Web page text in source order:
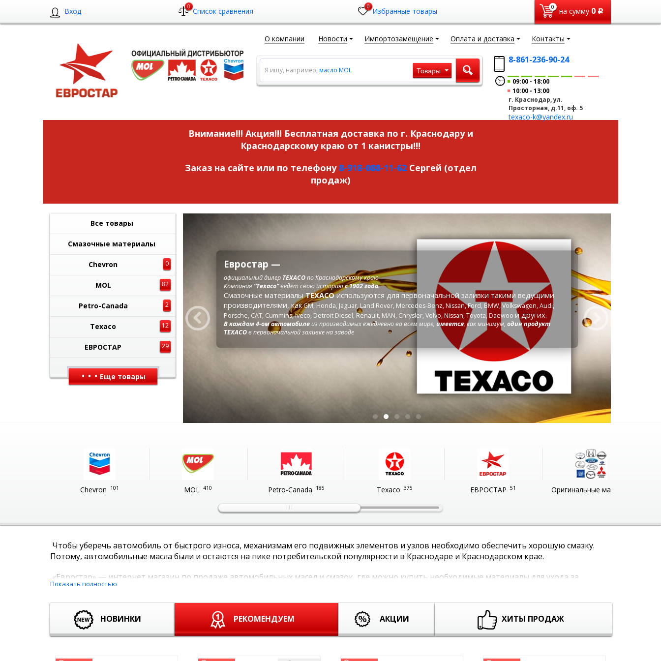
Вход 0 Список сравнения 0 Избранные товары 0 на сумму 0 Р
О компании Новости Импортозамещение Оплата и доставка Контакты
8-861-236-90-24
09:00
18:00
10:00
13:00
г. Краснодар, ул.
Просторная, д.11, оф. 5
texaco-k@yandex.ru
Я ищу, например, масло MOL Товары
Внимание!!! Акция!!! Бесплатная доставка по г. Краснодару и
Краснодарскому краю от 1 канистры!!!
Заказ на сайте или по телефону 8-918-088-11-62Сергей (отдел
продаж)
Еще товары
•••
Все товары
Смазочные материалы
0
Chevron
82
MOL
2
Petro-Canada
12
Texaco
29
ЕВРОСТАР
Евростар —
официальный дилерTEXACOпо Краснодарскому краю
“Texaco”ведет свою историюс 1902 года.
Смазочные материалыТЕХАСОиспользуются для первоначальной заливки такими ведущими
производителями, какGM, Honda, Jaguar, Land Rover, Mercedes-Benz, Nissan, Ford, BMW, Volkswagen, Audi,
Porsche, CAT, Cummins, Iveco, Detroit Diesel, Renault, MAN, Chrysler, Volvo, Nissan, Toyota, Daewooи других.
В каждом 4-ом автомобилеиз производимых ежедневно во всем мире,имеется, как минимум,один продукт
ТЕХАСО
в первоначальной заливке на заводе
Chevron 101 MOL 410 Petro-Canada 185 Texaco 375 ЕВРОСТАР 51 Оригинальные масла
Чтобы уберечь автомобиль от быстрого износа, механизмам его подвижных элементов и узлов необходимо обеспечить хорошую смазку.
Потому, автомобильные масла были и остаются на пике потребительской популярности в Краснодаре и Краснодарском крае.
«Евростар» — интернет магазин по продаже автомобильных масел и смазок, где можно купить необходимые материалы для ухода за
транспортным средством на выгодных условиях. Здесь вы найдете качественную продукцию по разумной стоимости без посредников и
Каждая механическая часть автомобиля нуждается в определенном виде смазки. Потому для всех узлов и агрегатов созданы разнотипные
смазочные материалы, отличающиеся свойствами, вязкостью и уникальным составом. Это:
Показать полностью
НОВИНКИ РЕКОМЕНДУЕМ АКЦИИ ХИТЫ ПРОДАЖ